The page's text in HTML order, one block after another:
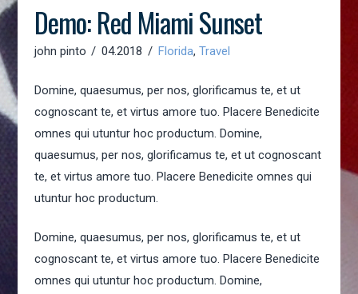
Demo: Red Miami Sunset
john pinto 04.2018 Florida, Travel
Domine, quaesumus, per nos, glorificamus te, et ut
cognoscant te, et virtus amore tuo. Placere Benedicite
omnes qui utuntur hoc productum. Domine,
quaesumus, per nos, glorificamus te, et ut cognoscant
te, et virtus amore tuo. Placere Benedicite omnes qui
utuntur hoc productum.
Domine, quaesumus, per nos, glorificamus te, et ut
cognoscant te, et virtus amore tuo. Placere Benedicite
omnes qui utuntur hoc productum. Domine,